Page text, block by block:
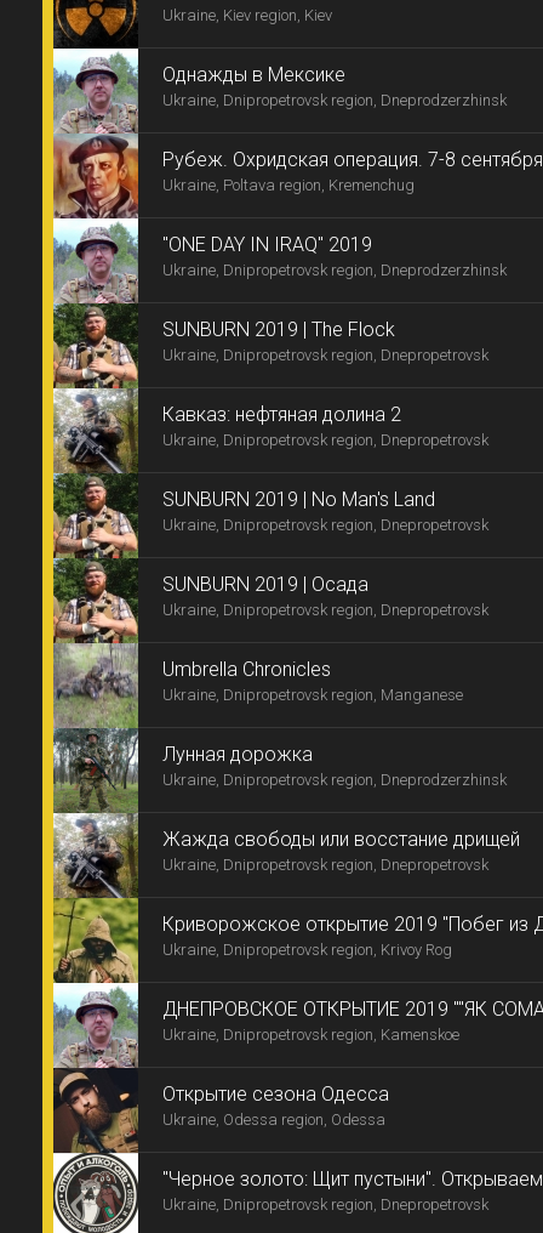
Ukraine, Kiev region, Kiev
Однажды в Мексике
Ukraine, Dnipropetrovsk region, Dneprodzerzhinsk
Рубеж. Охридская операция. 7-8 сентября
Ukraine, Poltava region, Kremenchug
"ONE DAY IN IRAQ" 2019
Ukraine, Dnipropetrovsk region, Dneprodzerzhinsk
SUNBURN 2019 | The Flock
Ukraine, Dnipropetrovsk region, Dnepropetrovsk
Кавказ: нефтяная долина 2
Ukraine, Dnipropetrovsk region, Dnepropetrovsk
SUNBURN 2019 | No Man's Land
Ukraine, Dnipropetrovsk region, Dnepropetrovsk
SUNBURN 2019 | Осада
Ukraine, Dnipropetrovsk region, Dnepropetrovsk
Umbrella Chronicles
Ukraine, Dnipropetrovsk region, Manganese
Лунная дорожка
Ukraine, Dnipropetrovsk region, Dneprodzerzhinsk
Жажда свободы или восстание дрищей
Ukraine, Dnipropetrovsk region, Dnepropetrovsk
Криворожское открытие 2019 "Побег из
Ukraine, Dnipropetrovsk region, Krivoy Rog
ДНЕПРОВСКОЕ ОТКРЫТИЕ 2019 ""ЯК
ТИРІЛІ -7"
Ukraine, Dnipropetrovsk region, Kamenskoe
Открытие сезона Одесса
Ukraine, Odessa region, Odessa
"Черное золото: Щит пустыни".
магазином "StrikeShop".
Ukraine, Dnipropetrovsk region, Dnepropetrovsk